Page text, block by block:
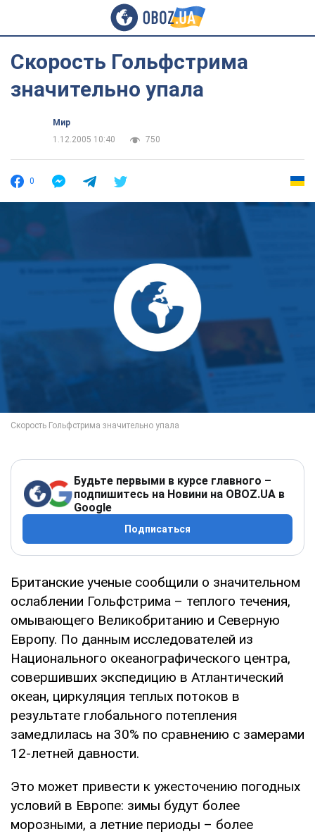
Скорость Гольфстрима
значительно упала
Мир
1.12.2005 10:40
750
0
Будьте первыми в курсе главного –
подпишитесь на Новини на OBOZ.UA в
Google
Подписаться
Британские ученые сообщили о значительном
ослаблении Гольфстрима – теплого течения,
омывающего Великобританию и Северную
Европу. По данным исследователей из
Национального океанографического центра,
совершивших экспедицию в Атлантический
океан, циркуляция теплых потоков в
результате глобального потепления
замедлилась на 30% по сравнению с замерами
12-летней давности.
Это может привести к ужесточению погодных
условий в Европе: зимы будут более
морозными, а летние периоды – более